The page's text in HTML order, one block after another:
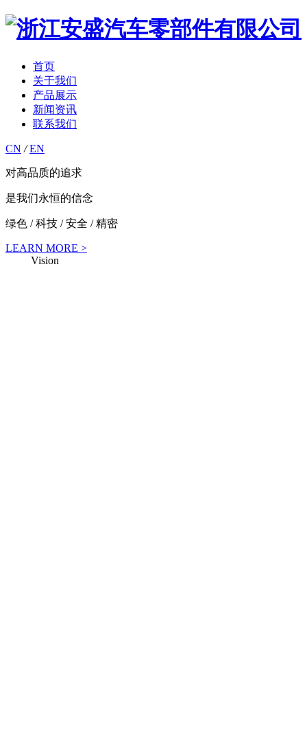
首页
关于我们
产品展示
新闻资讯
联系我们
CN / EN
对高品质的追求
是我们永恒的信念
绿色 / 科技 / 安全 / 精密
LEARN MORE >
Vision